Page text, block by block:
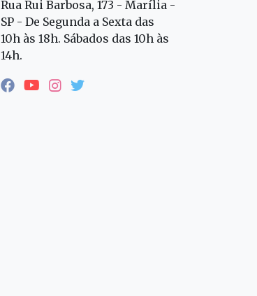
Rua Rui Barbosa, 173 - Marília -
SP - De Segunda a Sexta das
10h às 18h. Sábados das 10h às
14h.